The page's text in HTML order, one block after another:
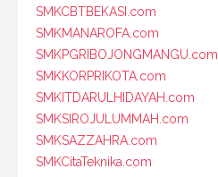
SMKCBTBEKASI.com
SMKMANAROFA.com
SMKPGRIBOJONGMANGU.com
SMKKORPRIKOTA.com
SMKITDARULHIDAYAH.com
SMKSIROJULUMMAH.com
SMKSAZZAHRA.com
SMKCitaTeknika.com